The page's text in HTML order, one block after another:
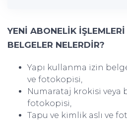
YENİ ABONELİK
BELGELER NELERDİR?
Yapı kullanma izin
ve fotokopisi,
Numarataj krokisi veya
fotokopisi,
Tapu ve kimlik aslı ve